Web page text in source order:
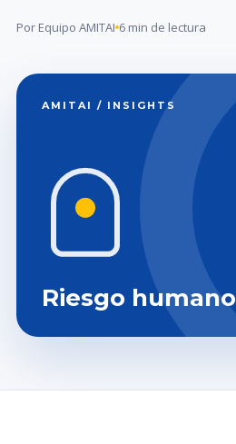
Por Equipo AMITAI 6 min de lectura
AMITAI / INSIGHTS
Riesgo humano